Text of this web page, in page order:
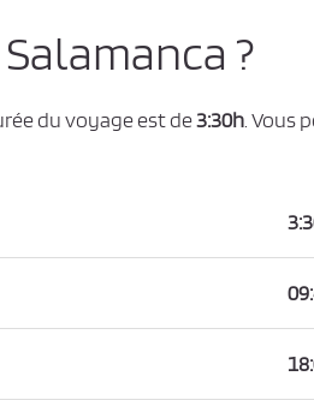
?
du voyage est de3:30h. Vous